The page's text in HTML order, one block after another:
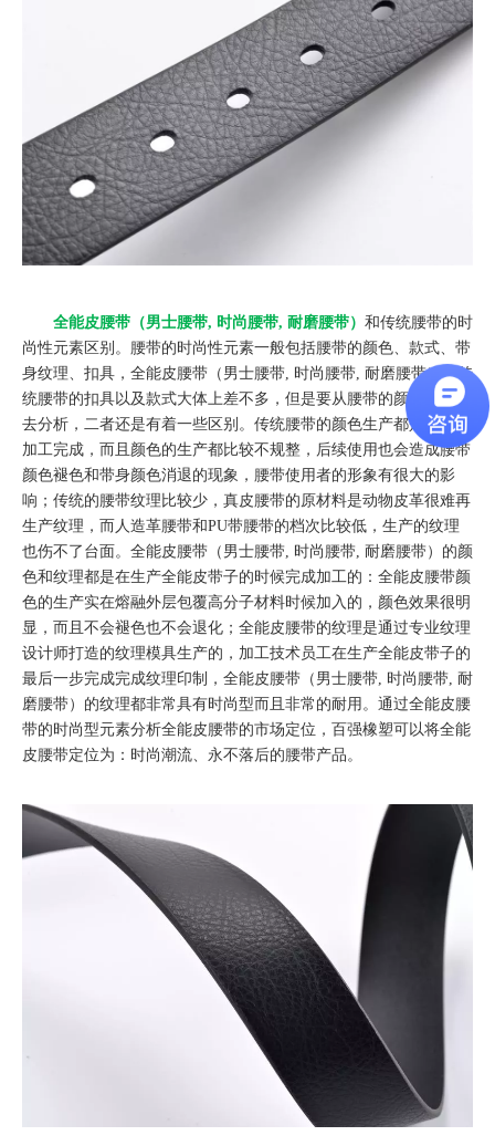
全能皮腰带（男士腰带, 时尚腰带, 耐磨腰带） 和传统腰带的时
尚性元素区别。腰带的时尚性元素一般包括腰带的颜色、款式、带
身纹理、扣具，全能皮腰带（男士腰带, 时尚腰带, 耐磨腰带）和传
统腰带的扣具以及款式大体上差不多，但是要从腰带的颜色和纹理
去分析，二者还是有着一些区别。传统腰带的颜色生产都是在后期
加工完成，而且颜色的生产都比较不规整，后续使用也会造成腰带
颜色褪色和带身颜色消退的现象，腰带使用者的形象有很大的影
响；传统的腰带纹理比较少，真皮腰带的原材料是动物皮革很难再
生产纹理，而人造革腰带和PU带腰带的档次比较低，生产的纹理
也伤不了台面。全能皮腰带（男士腰带, 时尚腰带, 耐磨腰带）的颜
色和纹理都是在生产全能皮带子的时候完成加工的：全能皮腰带颜
色的生产实在熔融外层包覆高分子材料时候加入的，颜色效果很明
显，而且不会褪色也不会退化；全能皮腰带的纹理是通过专业纹理
设计师打造的纹理模具生产的，加工技术员工在生产全能皮带子的
最后一步完成完成纹理印制，全能皮腰带（男士腰带, 时尚腰带, 耐
磨腰带）的纹理都非常具有时尚型而且非常的耐用。通过全能皮腰
带的时尚型元素分析全能皮腰带的市场定位，百强橡塑可以将全能
皮腰带定位为：时尚潮流、永不落后的腰带产品。